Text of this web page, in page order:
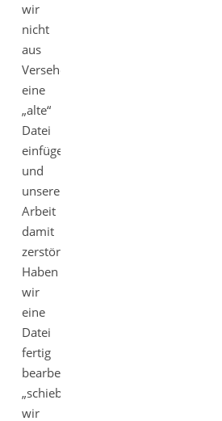
wir
nicht
aus
Versehen
eine
„alte“
Datei
einfügen
und
unsere
Arbeit
damit
zerstören.
Haben
wir
eine
Datei
fertig
bearbeitet,
„schieben“
wir